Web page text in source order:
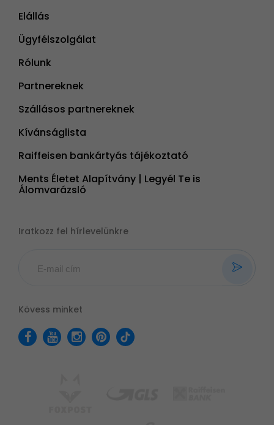
Elállás
Ügyfélszolgálat
Rólunk
Partnereknek
Szállásos partnereknek
Kívánságlista
Raiffeisen bankártyás tájékoztató
Ments Életet Alapítvány | Legyél Te is
Álomvarázsló
Iratkozz fel hírlevelünkre
Kövess minket